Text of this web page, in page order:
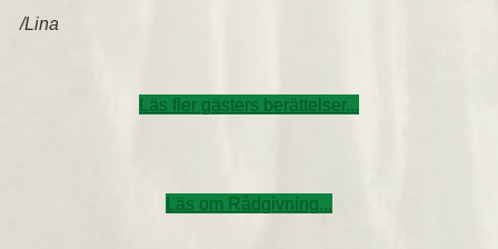
/Lina
Läs fler gästers berättelser...
Läs om Rådgivning...